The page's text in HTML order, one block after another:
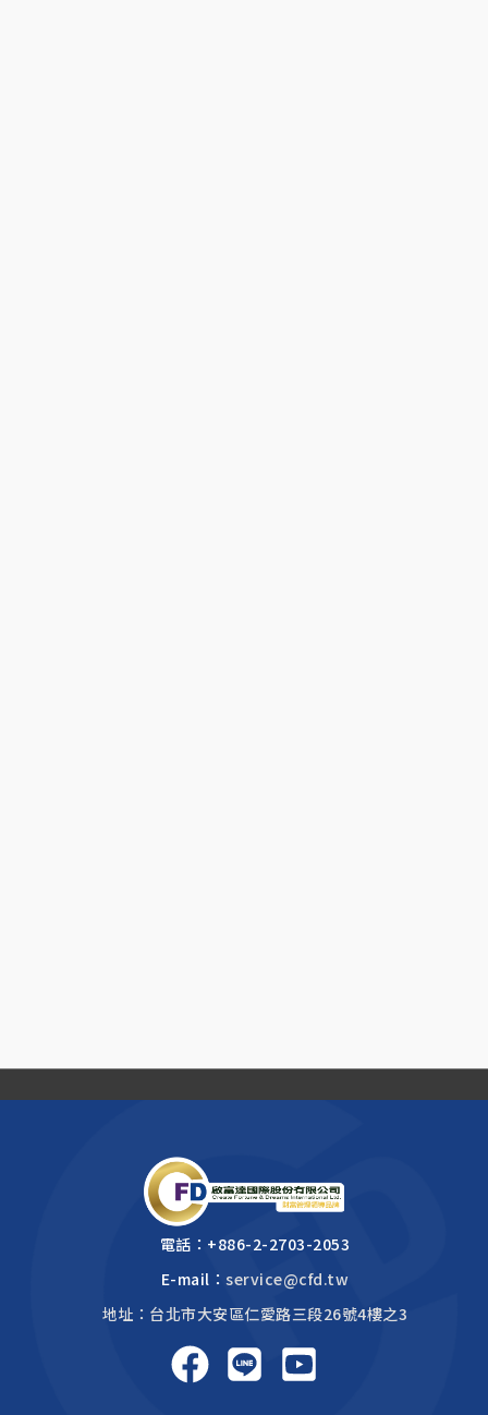
電話： +886-2-2703-2053
E-mail：service@cfd.tw
地址：台北市大安區仁愛路三段26號4樓之3